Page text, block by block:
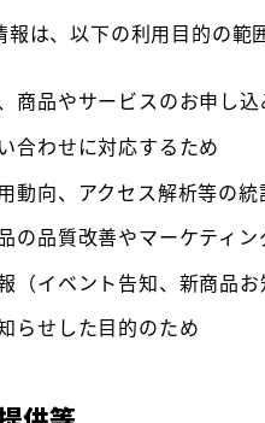
は、以下の利用目的の範
商品やサービスのお申し
合わせに対応するため
動向、アクセス解析等の
の品質改善やマーケティ
（イベント告知、新商品
らせした目的のため